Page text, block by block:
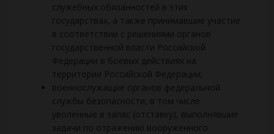
служебных обязанностей в этих
государствах, а также принимавшие участие
в соответствии с решениями органов
государственной власти Российской
Федерации в боевых действиях на
территории Российской Федерации;
военнослужащие органов федеральной
службы безопасности, в том числе
уволенные в запас (отставку), выполнявшие
задачи по отражению вооруженного